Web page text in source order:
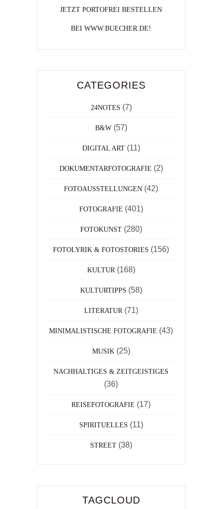
JETZT PORTOFREI BESTELLEN
BEI WWW.BUECHER.DE!
CATEGORIES
24NOTES (7)
B&W(57)
DIGITAL ART(11)
DOKUMENTARFOTOGRAFIE (2)
FOTOAUSSTELLUNGEN (42)
FOTOGRAFIE (401)
FOTOKUNST(280)
FOTOLYRIK & FOTOSTORIES (156)
KULTUR (168)
KULTURTIPPS (58)
LITERATUR (71)
MINIMALISTISCHE FOTOGRAFIE (43)
MUSIK (25)
NACHHALTIGES & ZEITGEISTIGES
(36)
REISEFOTOGRAFIE (17)
SPIRITUELLES (11)
STREET(38)
TAGCLOUD